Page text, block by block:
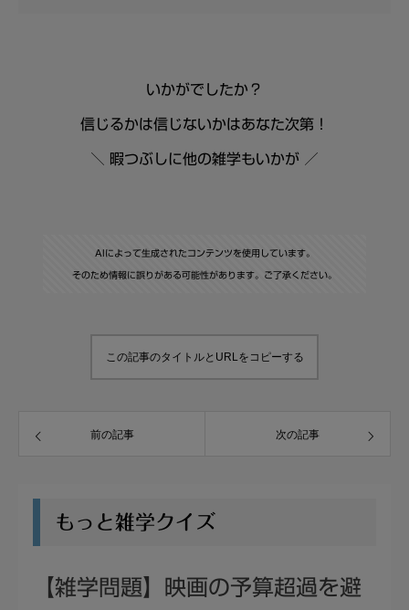
いかがでしたか？
信じるかは信じないかはあなた次第！
＼ 暇つぶしに他の雑学もいかが ／
AIによって生成されたコンテンツを使用しています。
そのため情報に誤りがある可能性があります。ご了承ください。
この記事のタイトルとURLをコピーする
前の記事 次の記事
もっと雑学クイズ
【雑学問題】映画の予算超過を避